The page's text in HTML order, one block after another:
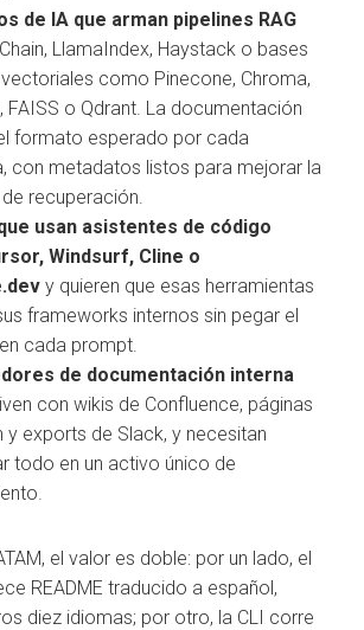
de IA que arman pipelines RAG
LlamaIndex, Haystack o bases
como Pinecone, Chroma,
FAISS o Qdrant. La documentación
formato esperado por cada
con metadatos listos para mejorar la
recuperación.
usan asistentes de código
Windsurf, Cline o
y quieren que esas herramientas
frameworks internos sin pegar el
en cada prompt.
de documentación interna
con wikis de Confluence, páginas
y exports de Slack, y necesitan
todo en un activo único de
el valor es doble: por un lado, el
README traducido a español,
diez idiomas; por otro, la CLI corre